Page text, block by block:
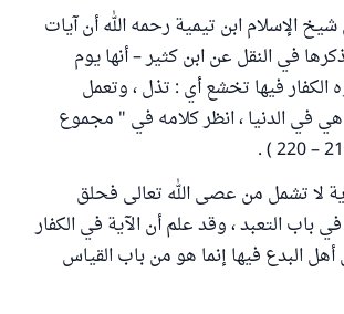
الإسلام ابن تيمية رحمه الله أن آيات
في النقل عن ابن كثير – أنها يوم
الكفار فيها تخشع أي : تذل ، وتعمل
في الدنيا ، انظر كلامه في " مجموع
لا تشمل من عصى الله تعالى فحلق
باب التعبد ، وقد علم أن الآية في الكفار
البدع فيها إنما هو من باب القياس